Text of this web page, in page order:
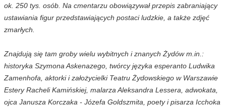
ok. 250 tys. osób. Na cmentarzu obowiązywał przepis zabraniający
ustawiania figur przedstawiających postaci ludzkie, a także zdjęć
zmarłych.
Znajdują się tam groby wielu wybitnych i znanych Żydów m.in.:
historyka Szymona Askenazego, twórcy języka esperanto Ludwika
Zamenhofa, aktorki i założycielki Teatru Żydowskiego w Warszawie
Estery Racheli Kamińskiej, malarza Aleksandra Lessera, adwokata,
ojca Janusza Korczaka - Józefa Goldszmita, poety i pisarza Icchoka